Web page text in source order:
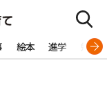
絵本 進学 勉強